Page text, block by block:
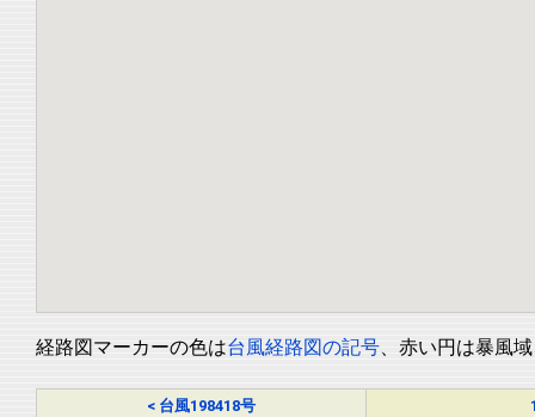
経路図マーカーの色は台風経路図の記号、赤い円は暴風
< 台風198418号